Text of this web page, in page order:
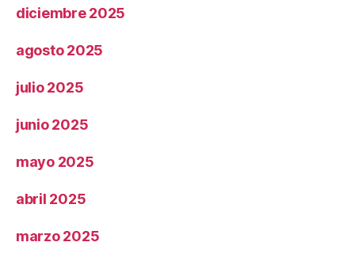
diciembre 2025
agosto 2025
julio 2025
junio 2025
mayo 2025
abril 2025
marzo 2025